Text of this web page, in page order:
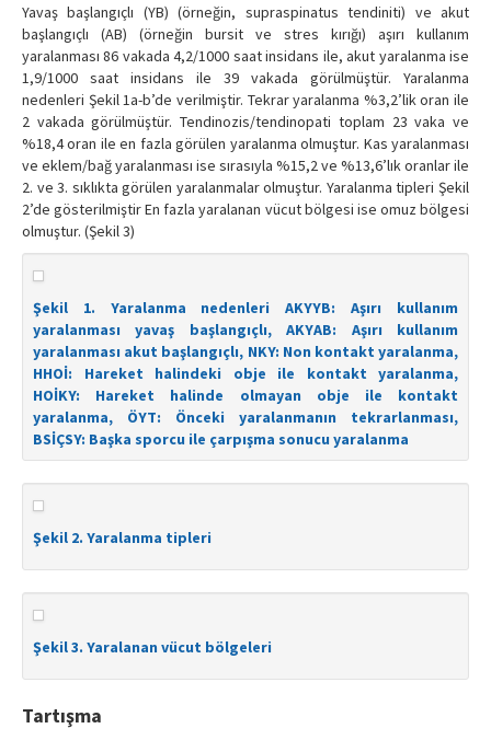
Yavaş başlangıçlı (YB) (örneğin, supraspinatus tendiniti) ve akut
başlangıçlı (AB) (örneğin bursit ve stres kırığı) aşırı kullanım
yaralanması 86 vakada 4,2/1000 saat insidans ile, akut yaralanma ise
1,9/1000 saat insidans ile 39 vakada görülmüştür. Yaralanma
nedenleri Şekil 1a-b’de verilmiştir. Tekrar yaralanma %3,2’lik oran ile
2 vakada görülmüştür. Tendinozis/tendinopati toplam 23 vaka ve
%18,4 oran ile en fazla görülen yaralanma olmuştur. Kas yaralanması
ve eklem/bağ yaralanması ise sırasıyla %15,2 ve %13,6’lık oranlar ile
2. ve 3. sıklıkta görülen yaralanmalar olmuştur. Yaralanma tipleri Şekil
2’de gösterilmiştir En fazla yaralanan vücut bölgesi ise omuz bölgesi
olmuştur. (Şekil 3)
Şekil 1. Yaralanma nedenleri AKYYB: Aşırı kullanım
yaralanması yavaş başlangıçlı, AKYAB: Aşırı kullanım
yaralanması akut başlangıçlı, NKY: Non kontakt yaralanma,
HHOİ: Hareket halindeki obje ile kontakt yaralanma,
HOİKY: Hareket halinde olmayan obje ile kontakt
yaralanma, ÖYT: Önceki yaralanmanın tekrarlanması,
BSİÇSY: Başka sporcu ile çarpışma sonucu yaralanma
Şekil 2. Yaralanma tipleri
Şekil 3. Yaralanan vücut bölgeleri
Tartışma